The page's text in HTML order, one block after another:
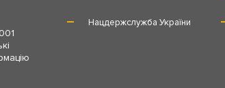
Нацдержслужба України